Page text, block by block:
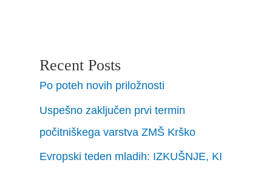
Recent Posts
Po poteh novih priložnosti
Uspešno zaključen prvi termin
počitniškega varstva ZMŠ Krško
Evropski teden mladih: IZKUŠNJE, KI